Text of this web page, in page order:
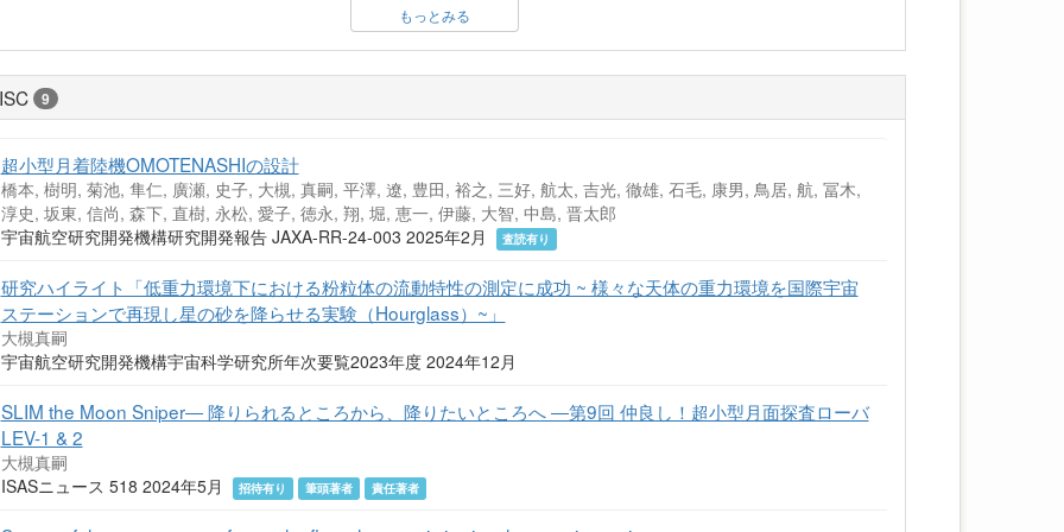
もっとみる
9
超小型月着陸機OMOTENASHIの設計
橋本, 樹明, 菊池, 隼仁, 廣瀬, 史子, 大槻, 真嗣, 平澤, 遼, 豊田, 裕之, 三好, 航太, 吉光, 徹雄, 石毛, 康男, 鳥居, 航, 冨木,
淳史, 坂東, 信尚, 森下, 直樹, 永松, 愛子, 徳永, 翔, 堀, 恵一, 伊藤, 大智, 中島, 晋太郎
宇宙航空研究開発機構研究開発報告 JAXA-RR-24-003 2025年2月
査読有り
研究ハイライト「低重力環境下における粉粒体の流動特性の測定に成功 ~ 様々な天体の重力環境を国際宇宙
ステーションで再現し星の砂を降らせる実験（Hourglass）~」
大槻真嗣
宇宙航空研究開発機構宇宙科学研究所年次要覧2023年度 2024年12月
SLIM the Moon Sniper― 降りられるところから、降りたいところへ ―第9回 仲良し！超小型月面探査ローバ
LEV-1 & 2
大槻真嗣
ISASニュース 518 2024年5月
招待有り 筆頭著者 責任著者